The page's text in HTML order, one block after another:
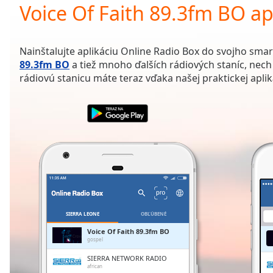
Current
Time0:00
Duration-:-
Loaded:
0.00%
Remaining
Voice Of Faith 89.3fm BO
Nainštalujte aplikáciu Online Radio Box do svojho
89.3fm BO a tiež mnoho ďalších rádiových staníc,
rádiovú stanicu máte teraz vďaka našej praktickej
SIERRA LEONE OBĽÚBENÉ
Voice Of Faith 89.3fm BO
gospel
SIERRA NETWORK RADIO
african